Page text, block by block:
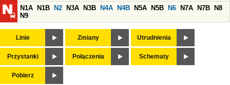
N1A
N1B N2 N3A N3B N4A N4B N5A N5B N6 N7A N7B
N8
N9
Linie Zmiany Utrudnienia
Przystanki Połączenia Schematy
Pobierz